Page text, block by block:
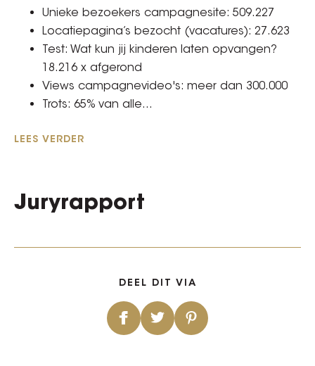
Unieke bezoekers campagnesite: 509.227
Locatiepagina’s bezocht (vacatures): 27.623
Test: Wat kun jij kinderen laten opvangen?
18.216 x afgerond
Views campagnevideo's: meer dan 300.000
Trots: 65% van alle...
LEES VERDER
Juryrapport
DEEL DIT VIA